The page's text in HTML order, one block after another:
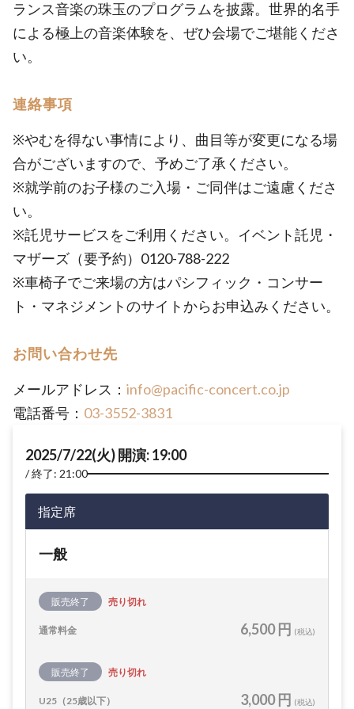
ランス音楽の珠玉のプログラムを披露。世界的名手
による極上の音楽体験を、ぜひ会場でご堪能くださ
い。
連絡事項
※やむを得ない事情により、曲目等が変更になる場
合がございますので、予めご了承ください。
※就学前のお子様のご入場・ご同伴はご遠慮くださ
い。
※託児サービスをご利用ください。イベント託児・
マザーズ（要予約）0120-788-222
※車椅子でご来場の方はパシフィック・コンサー
ト・マネジメントのサイトからお申込みください。
お問い合わせ先
メールアドレス： info@pacific-concert.co.jp
電話番号： 03-3552-3831
2025/7/22(火) 開演: 19:00
終了: 21:00
指定席
一般
販売終了 売り切れ
通常料金 6,500 円 (税込)
販売終了 売り切れ
U25（25歳以下） 3,000 円 (税込)